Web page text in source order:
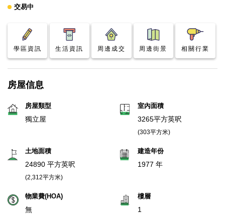
交易中
學區資訊 生活資訊 周邊成交 周邊街景 相關行業
房屋信息
房屋類型
獨立屋
室內面積
3265平方英呎
(303平方米)
土地面積
24890 平方英呎
(2,312平方米)
建造年份
1977 年
物業費(HOA)
無
樓層
1